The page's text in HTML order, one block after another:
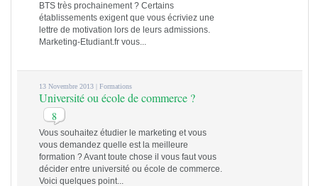
BTS très prochainement ? Certains
établissements exigent que vous écriviez une
lettre de motivation lors de leurs admissions.
Marketing-Etudiant.fr vous...
13 Novembre 2013 |Formations
Université ou école de commerce ?
8
Vous souhaitez étudier le marketing et vous
vous demandez quelle est la meilleure
formation ? Avant toute chose il vous faut vous
décider entre université ou école de commerce.
Voici quelques point...